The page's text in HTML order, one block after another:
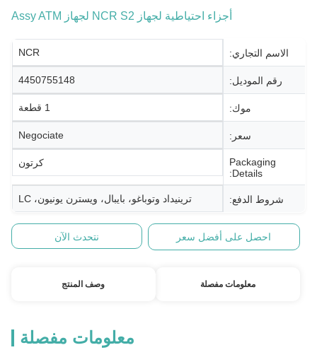
أجزاء احتياطية لجهاز NCR S2 لجهاز Assy ATM
الاسم التجاري: NCR
رقم الموديل: 4450755148
موك: 1 قطعة
سعر: Negociate
Packaging
Details:
كرتون
شروط الدفع: ترينيداد وتوباغو، بايبال، ويسترن يونيون، LC
احصل على أفضل سعر نتحدث الآن
معلومات مفصلة وصف المنتج
معلومات مفصلة